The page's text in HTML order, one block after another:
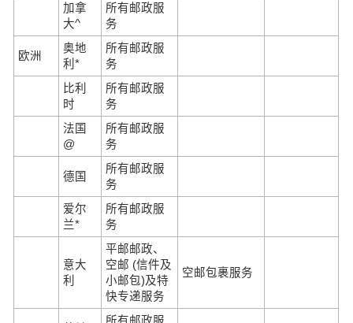
加拿
大^
所有邮政服
务
欧洲
奥地
利*
所有邮政服
务
比利
时
所有邮政服
务
法国
@
所有邮政服
务
德国
所有邮政服
务
爱尔
兰*
所有邮政服
务
意大
利
平邮邮政、
空邮 (信件及
小邮包)及特
快专递服务
空邮包裹服务
所有邮政服